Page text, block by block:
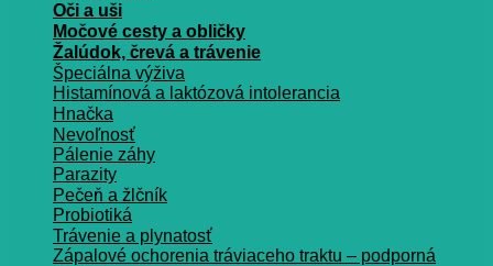
Oči a uši
Močové cesty a obličky
Žalúdok, črevá a trávenie
Špeciálna výživa
Histamínová a laktózová intolerancia
Hnačka
Nevoľnosť
Pálenie záhy
Parazity
Pečeň a žlčník
Probiotiká
Trávenie a plynatosť
Zápalové ochorenia tráviaceho traktu – podporná